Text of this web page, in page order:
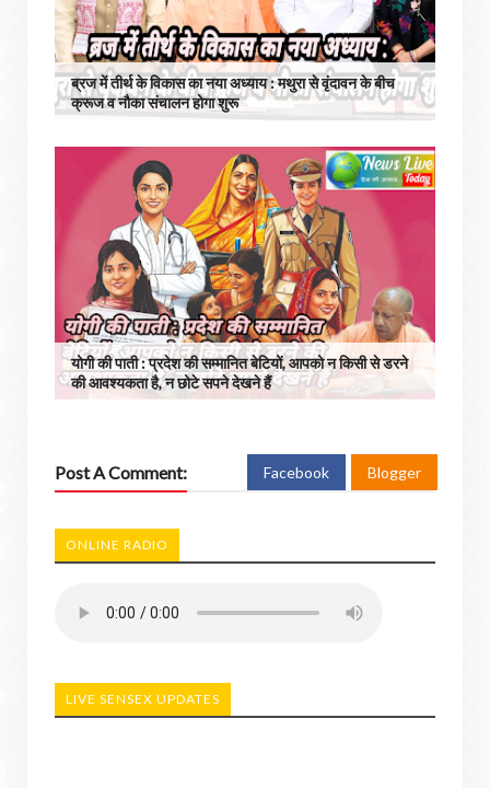
ब्रज में तीर्थ के विकास का नया अध्याय : मथुरा से वृंदावन के बीच
क्रूज व नौका संचालन होगा शुरू
योगी की पाती : प्रदेश की सम्मानित बेटियों, आपको न किसी से डरने
की आवश्यकता है, न छोटे सपने देखने हैं
Post A Comment: Facebook Blogger
ONLINE RADIO
LIVE SENSEX UPDATES